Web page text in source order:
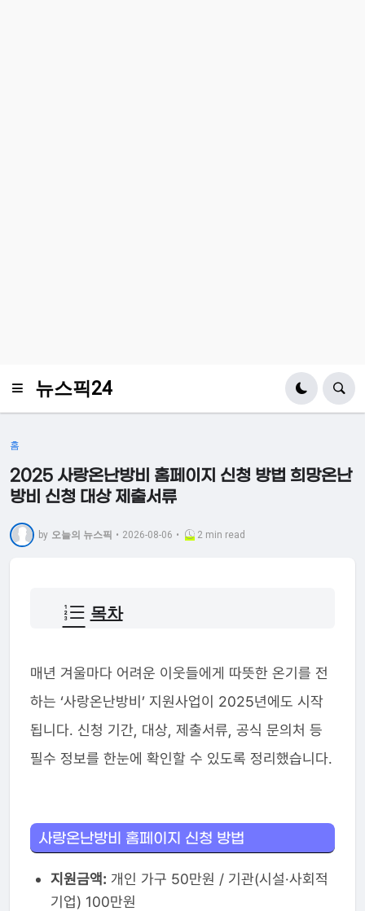
뉴스픽24
홈
2025 사랑온난방비 홈페이지 신청 방법 희망온난
방비 신청 대상 제출서류
by 오늘의 뉴스픽 • 2026-08-06 • 2 min read
목차
매년 겨울마다 어려운 이웃들에게 따뜻한 온기를 전
하는 ‘사랑온난방비’ 지원사업이 2025년에도 시작
됩니다. 신청 기간, 대상, 제출서류, 공식 문의처 등
필수 정보를 한눈에 확인할 수 있도록 정리했습니다.
사랑온난방비 홈페이지 신청 방법
지원금액: 개인 가구 50만원 / 기관(시설·사회적
기업) 100만원